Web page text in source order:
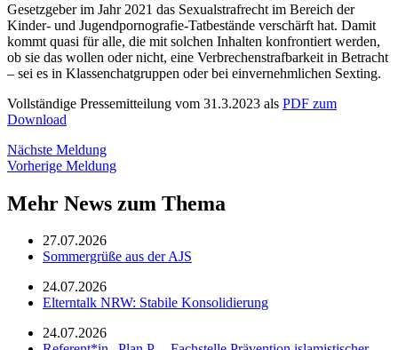
Gesetzgeber im Jahr 2021 das Sexualstrafrecht im Bereich der
Kinder- und Jugendpornografie-Tatbestände verschärft hat. Damit
kommt quasi für alle, die mit solchen Inhalten konfrontiert werden,
ob sie das wollen oder nicht, eine Verbrechenstrafbarkeit in Betracht
– sei es in Klassenchatgruppen oder bei einvernehmlichen Sexting.
Vollständige Pressemitteilung vom 31.3.2023 als PDF zum
Download
Nächste Meldung
Vorherige Meldung
Mehr News zum Thema
27.07.2026
Sommergrüße aus der AJS
24.07.2026
Elterntalk NRW: Stabile Konsolidierung
24.07.2026